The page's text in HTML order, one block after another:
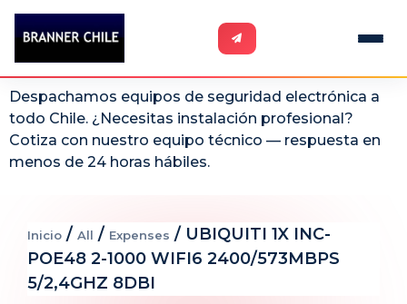
Despachamos equipos de seguridad electrónica a
todo Chile. ¿Necesitas instalación profesional?
Cotiza con nuestro equipo técnico — respuesta en
menos de 24 horas hábiles.
Inicio / All / Expenses / UBIQUITI 1X INC-
POE48 2-1000 WIFI6 2400/573MBPS
5/2,4GHZ 8DBI